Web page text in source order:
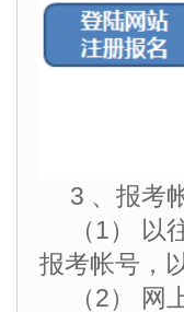
3 、报考
（1）
报考帐号，
（2）